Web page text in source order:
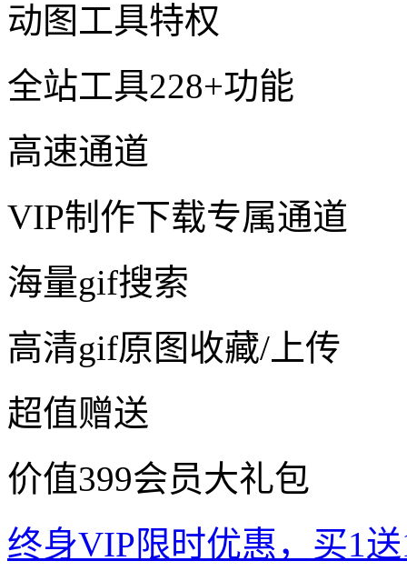
动图工具特权
全站工具228+功能
高速通道
VIP制作下载专属通道
海量gif搜索
高清gif原图收藏/上传
超值赠送
价值399会员大礼包
终身VIP限时优惠，买1